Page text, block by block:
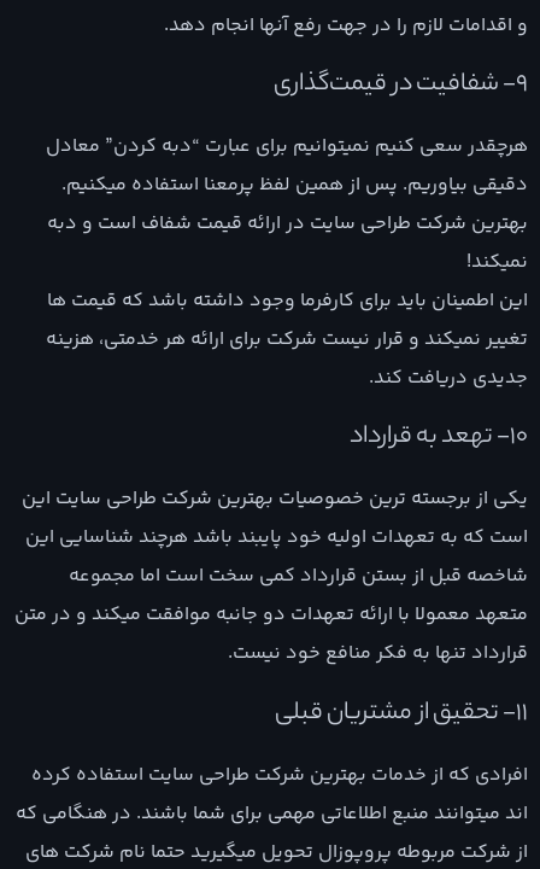
و اقدامات لازم را در جهت رفع آنها انجام دهد.
9- شفافیت در قیمت‌گذاری
هرچقدر سعی کنیم نمیتوانیم برای عبارت “دبه کردن” معادل
دقیقی بیاوریم. پس از همین لفظ پرمعنا استفاده میکنیم.
بهترین شرکت طراحی سایت در ارائه قیمت شفاف است و دبه
نمیکند!
این اطمینان باید برای کارفرما وجود داشته باشد که قیمت ها
تغییر نمیکند و قرار نیست شرکت برای ارائه هر خدمتی، هزینه
جدیدی دریافت کند.
10- تهعد به قرارداد
یکی از برجسته ترین خصوصیات بهترین شرکت طراحی سایت این
است که به تعهدات اولیه خود پایبند باشد هرچند شناسایی این
شاخصه قبل از بستن قرارداد کمی سخت است اما مجموعه
متعهد معمولا با ارائه تعهدات دو جانبه موافقت میکند و در متن
قرارداد تنها به فکر منافع خود نیست.
11- تحقیق از مشتریان قبلی
افرادی که از خدمات بهترین شرکت طراحی سایت استفاده کرده
اند میتوانند منبع اطلاعاتی مهمی برای شما باشند. در هنگامی که
از شرکت مربوطه پروپوزال تحویل میگیرید حتما نام شرکت های